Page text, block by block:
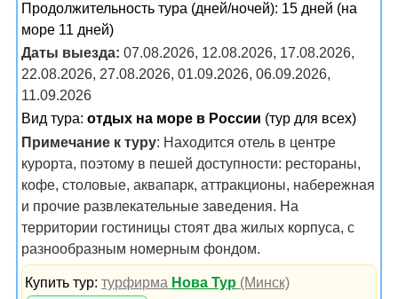
Продолжительность тура (дней/ночей): 15 дней (на
море 11 дней)
Даты выезда: 07.08.2026, 12.08.2026, 17.08.2026,
22.08.2026, 27.08.2026, 01.09.2026, 06.09.2026,
11.09.2026
Вид тура: отдых на море в России (тур для всех)
Примечание к туру: Находится отель в центре
курорта, поэтому в пешей доступности: рестораны,
кофе, столовые, аквапарк, аттракционы, набережная
и прочие развлекательные заведения. На
территории гостиницы стоят два жилых корпуса, с
разнообразным номерным фондом.
Купить тур:турфирма Нова Тур (Минск)